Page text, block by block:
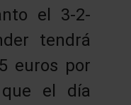
el 3-2-
tendrá
euros por
el día